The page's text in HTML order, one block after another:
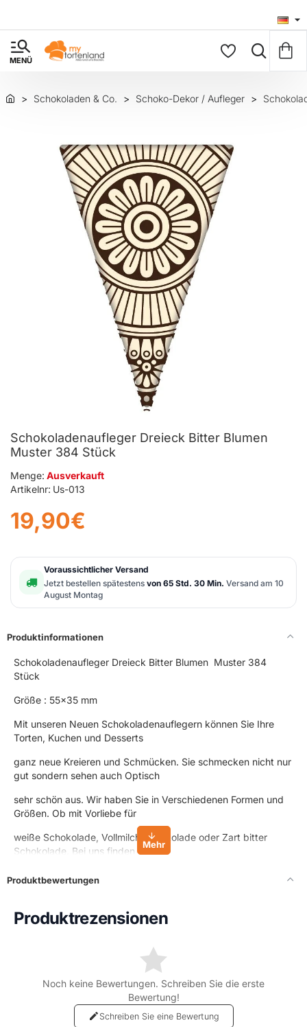
Schokoladen & Co. Schoko-Dekor / Aufleger
Schokoladenaufleger Dreieck Bitter Blumen
Muster 384 Stück
Menge: Ausverkauft
Artikelnr: Us-013
19,90€
Voraussichtlicher Versand
Jetzt bestellen spätestens von 65 Std. 30 Min. Versand am 10
August Montag
Produktinformationen
Schokoladenaufleger Dreieck Bitter Blumen Muster 384
Stück
Größe : 55x35 mm
Mit unseren Neuen Schokoladenauflegern können Sie Ihre
Torten, Kuchen und Desserts
ganz neue Kreieren und Schmücken. Sie schmecken nicht nur
gut sondern sehen auch Optisch
sehr schön aus. Wir haben Sie in Verschiedenen Formen und
Größen. Ob mit Vorliebe für
weiße Schokolade, Vollmilch Schokolade oder Zart bitter
Schokolade. Bei uns finden Sie für
jeder Mann etwas. Sie passen zu jedem Anlass wie auch zu
den Verschiedensten Mottos
oder Dekorationen. Perfekt geeignet für kleine Desserts um
dem Feinschliff zu erreichen.
Ob Quadratisch, Herz, Dreieck, Stern oder Rollen es ist immer
Produktbewertungen
Produktrezensionen
Noch keine Bewertungen. Schreiben Sie die erste
Bewertung!
Schreiben Sie eine Bewertung